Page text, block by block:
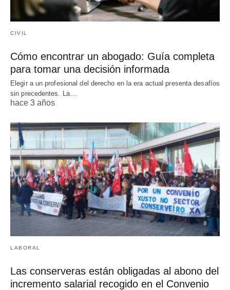
CIVIL
Cómo encontrar un abogado: Guía completa
para tomar una decisión informada
Elegir a un profesional del derecho en la era actual presenta desafíos
sin precedentes. La…
hace 3 años
LABORAL
Las conserveras están obligadas al abono del
incremento salarial recogido en el Convenio